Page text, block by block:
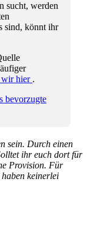
sucht, werden
sind, könnt ihr
wir hier .
bevorzugte
sein. Durch einen
ihr euch dort für
Provision. Für
keinerlei